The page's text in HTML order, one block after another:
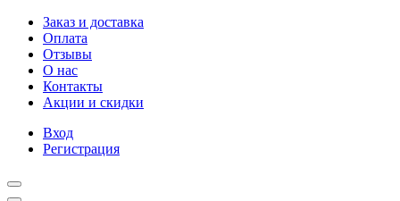
Заказ и доставка
Оплата
Отзывы
О нас
Контакты
Акции и скидки
Вход
Регистрация